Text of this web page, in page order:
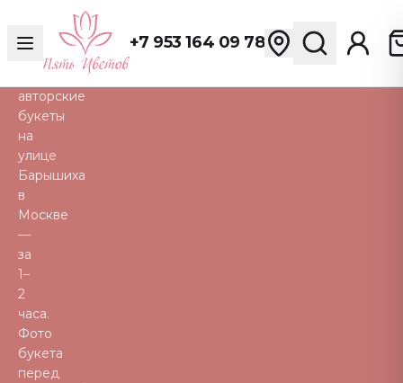
+7 953 164 09 78
пионы,
тюльпаны
авторские
букеты
на
улице
Барышиха
в
Москве
—
за
1–
2
часа.
Фото
букета
перед